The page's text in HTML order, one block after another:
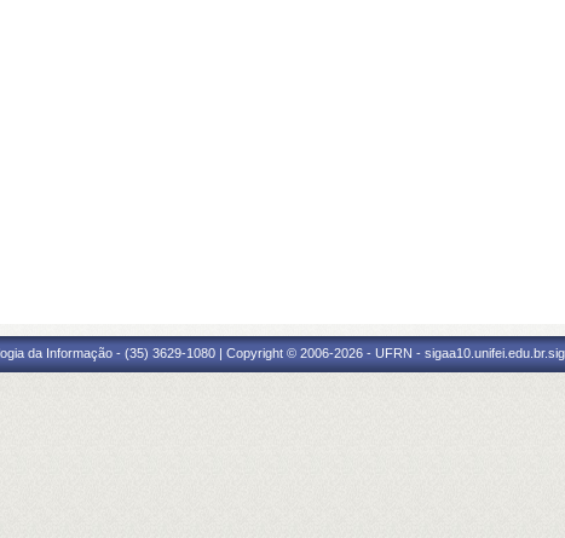
da Informação - (35) 3629-1080 | Copyright © 2006-2026 - UFRN -